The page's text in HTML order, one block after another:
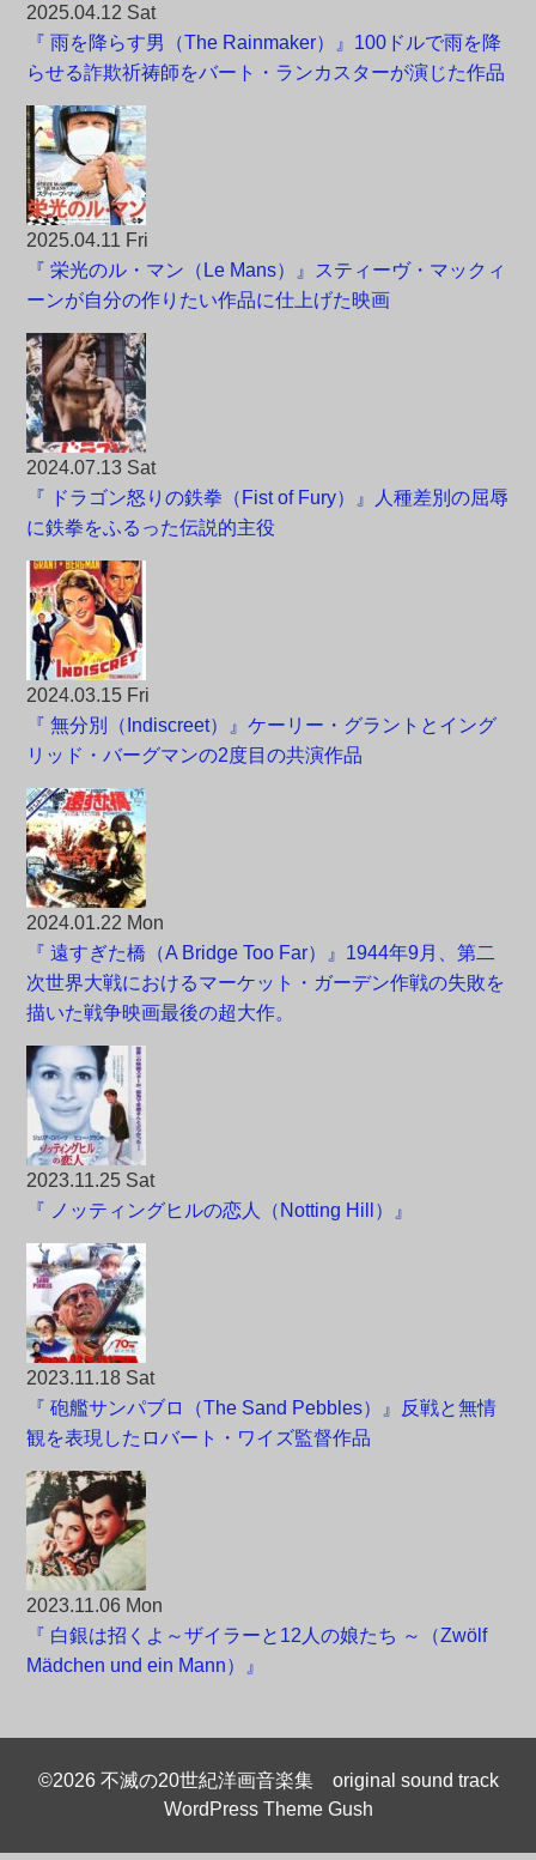
2025.04.12 Sat
『 雨を降らす男（The Rainmaker）』100ドルで雨を降
らせる詐欺祈祷師をバート・ランカスターが演じた作品
2025.04.11 Fri
『 栄光のル・マン（Le Mans）』スティーヴ・マックィ
ーンが自分の作りたい作品に仕上げた映画
2024.07.13 Sat
『 ドラゴン怒りの鉄拳（Fist of Fury）』人種差別の屈辱
に鉄拳をふるった伝説的主役
2024.03.15 Fri
『 無分別（Indiscreet）』ケーリー・グラントとイング
リッド・バーグマンの2度目の共演作品
2024.01.22 Mon
『 遠すぎた橋（A Bridge Too Far）』1944年9月、第二
次世界大戦におけるマーケット・ガーデン作戦の失敗を
描いた戦争映画最後の超大作。
2023.11.25 Sat
『 ノッティングヒルの恋人（Notting Hill）』
2023.11.18 Sat
『 砲艦サンパブロ（The Sand Pebbles）』反戦と無情
観を表現したロバート・ワイズ監督作品
2023.11.06 Mon
『 白銀は招くよ～ザイラーと12人の娘たち ～（Zwölf
Mädchen und ein Mann）』
©2026 不滅の20世紀洋画音楽集 original sound track
WordPress Theme Gush